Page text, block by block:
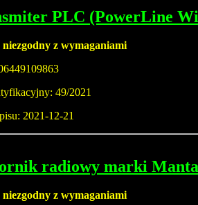
PLC (PowerLine
z wymaganiami
49/2021
2021-12-21
radiowy marki Manta
z wymaganiami